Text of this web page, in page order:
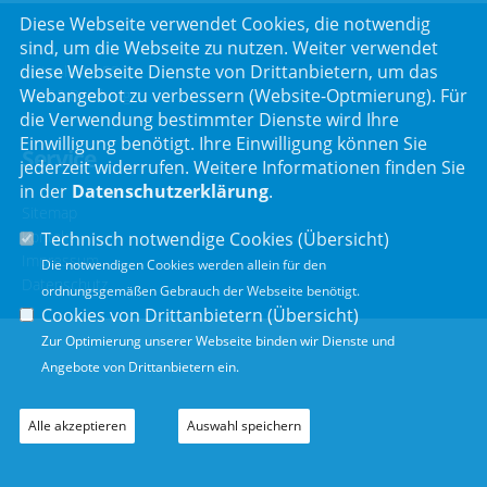
Luitpoldstr. 55
96052 Bamberg
Service
Kontakt
Impressum
Datenschutz
Diese Webseite verwendet Cookies, die notwendig
sind, um die Webseite zu nutzen. Weiter verwendet
diese Webseite Dienste von Drittanbietern, um das
Webangebot zu verbessern (Website-Optmierung). Für
die Verwendung bestimmter Dienste wird Ihre
Einwilligung benötigt. Ihre Einwilligung können Sie
jederzeit widerrufen. Weitere Informationen finden Sie
in der Datenschutzerklärung.
Technisch notwendige Cookies (Übersicht)
Die notwendigen Cookies werden allein für den
ordnungsgemäßen Gebrauch der Webseite benötigt.
Cookies von Drittanbietern (Übersicht)
Zur Optimierung unserer Webseite binden wir Dienste und
Angebote von Drittanbietern ein.
Alle akzeptieren Auswahl speichern